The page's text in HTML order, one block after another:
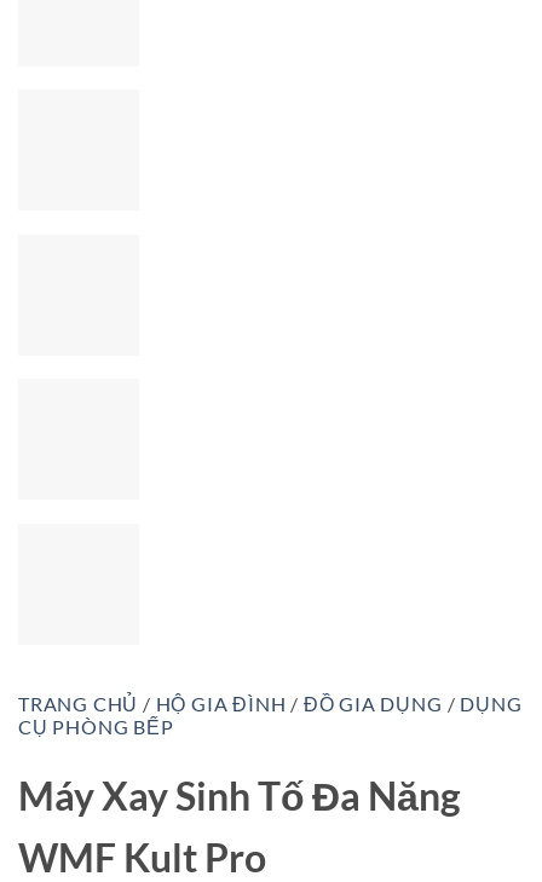
TRANG CHỦ / HỘ GIA ĐÌNH / ĐỒ GIA DỤNG / DỤNG
CỤ PHÒNG BẾP
Máy Xay Sinh Tố Đa Năng
WMF Kult Pro